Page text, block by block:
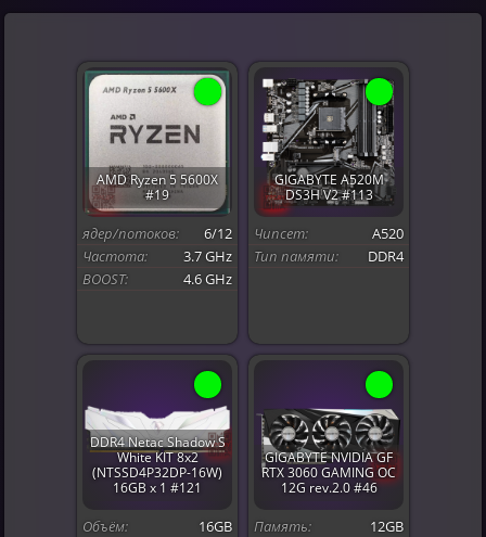
AMD Ryzen 5 5600X
#19
ядер/потоков:
6/12
Частота:
3.7 GHz
BOOST:
4.6 GHz
GIGABYTE A520M
DS3H V2 #113
Чипсет:
A520
Тип памяти:
DDR4
DDR4 Netac Shadow S
White KIT 8x2
(NTSSD4P32DP-16W)
16GB x 1 #121
Объём:
16GB
GIGABYTE NVIDIA GF
RTX 3060 GAMING OC
12G rev.2.0 #46
Память:
12GB